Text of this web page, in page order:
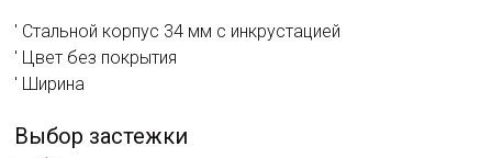
Сервисное обслуживание
Гарантийные обязательства
Стальной корпус 34 мм с инкрустацией
Цвет без покрытия
Ширина
Выбор застежки